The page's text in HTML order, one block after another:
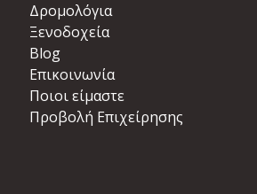
Δρομολόγια
Ξενοδοχεία
Blog
Επικοινωνία
Ποιοι είμαστε
Προβολή Επιχείρησης